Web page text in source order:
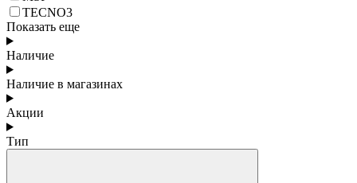
TECNO3
Показать еще
Наличие
Наличие в магазинах
Акции
Тип